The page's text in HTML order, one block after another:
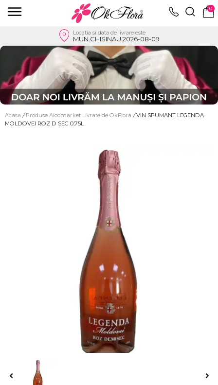
0
Locatia si data de livrare este
MUN.CHISINAU 2026-08-09
Acasa / Produse Alcomarket Livrate de OkFlora / VIN SPUMANT LEGENDA
MOLDOVEI ROZ D SEC 0,75L